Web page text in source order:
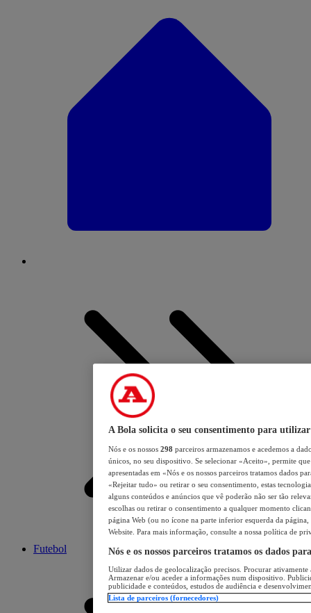
Futebol
A Bola solicita o seu consentimento para utilizar
Nós e os nossos 298 parceiros armazenamos e acedemos a
únicos, no seu dispositivo. Se selecionar «Aceito», permite
apresentadas em «Nós e os nossos parceiros tratamos dados
«Rejeitar tudo» ou retirar o seu consentimento, estas
alguns conteúdos e anúncios que vê poderão não ser tão
escolhas ou retirar o consentimento a qualquer momento
página Web (ou no ícone na parte inferior esquerda da página,
Website. Para mais informação, consulte a nossa política de
Nós e os nossos parceiros tratamos os dados
Utilizar dados de geolocalização precisos. Procurar
Armazenar e/ou aceder a informações num dispositivo.
publicidade e conteúdos, estudos de audiência e
Lista de parceiros (fornecedores)